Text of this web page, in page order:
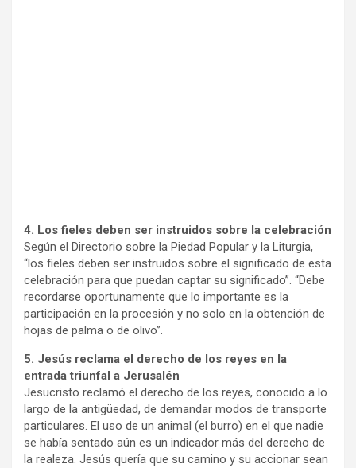
4. Los fieles deben ser instruidos sobre la celebración
Según el Directorio sobre la Piedad Popular y la Liturgia,
“los fieles deben ser instruidos sobre el significado de esta
celebración para que puedan captar su significado”. “Debe
recordarse oportunamente que lo importante es la
participación en la procesión y no solo en la obtención de
hojas de palma o de olivo”.
5. Jesús reclama el derecho de los reyes en la
entrada triunfal a Jerusalén
Jesucristo reclamó el derecho de los reyes, conocido a lo
largo de la antigüedad, de demandar modos de transporte
particulares. El uso de un animal (el burro) en el que nadie
se había sentado aún es un indicador más del derecho de
la realeza. Jesús quería que su camino y su accionar sean